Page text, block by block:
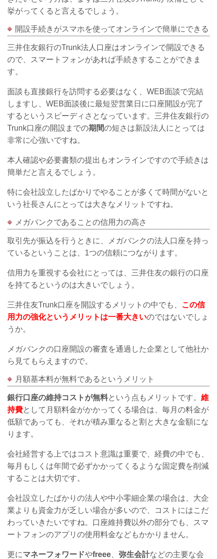
挙がってくると言えるでしょう。
開設手続きがスマホを使ってオンラインで簡単にできる
三井住友銀行のTrunk法人口座はオンラインで開設できる
ので、スマートフォンがあれば手続きすることができま
す。
面談も直接銀行を訪問する必要はなく、WEB面談で完結
しますし、WEB面談後に最短翌営業日に口座開設が完了
するというスピーディさとなっています。三井住友銀行の
Trunk口座の開設までの期間の短さは新設法人にとっては
非常に心強いですね。
本人確認や必要書類の提出もオンラインですので手続きは
簡単だと言えるでしょう。
特に会社設立したばかりでやることが多くて時間がないと
いう社長さんにとっては大きなメリットですね。
メガバンクであることの信用力の高さ
取引先が振込を行うときに、メガバンクの法人口座を持っ
ているということは、1つの信頼につながります。
信用力を重視する会社にとっては、三井住友の銀行の口座
を持てるというのは大きいでしょう。
三井住友Trunk口座を開設するメリットの中でも、 この信
用力の強化というメリットは一番大きいのではないでしょ
うか。
メガバンクの口座開設の審査を通過した企業として他社か
ら見てもらえますので。
月額基本料が無料であるというメリット
銀行口座の維持コストが無料という点もメリットです。 維
持費として月額料金がかかってくる場合は、毎月の料金が
低額であっても、それが積み重なると割と大きな金額にな
ります。
会社経営する上ではコスト意識は重要で、経費の中でも、
毎月もしくは年間で必ずかかってくるような固定費を削減
することは大切です。
会社設立したばかりの法人や中小零細企業の場合は、大企
業よりも資金力が乏しい場合が多いので、コストにはこだ
わっていきたいですね。口座維持費以外の部分でも、スマ
ートフォンのアプリの使用料金などもかかりません。
更にマネーフォワードやfreee 弥生会計などの主要な会